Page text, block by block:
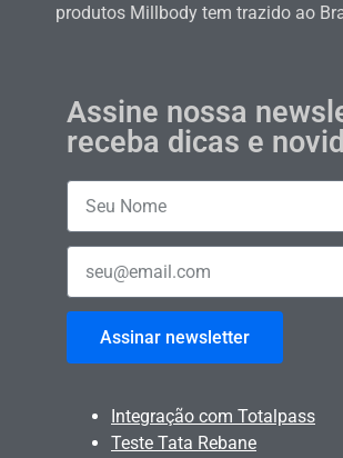
produtos Millbody tem trazido ao
Assine nossa
receba dicas e
Assinar newsletter
Integração com Totalpass
Teste Tata Rebane